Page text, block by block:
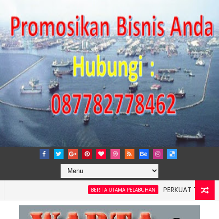
BERITA UTAMA PELABUHAN
PERKUAT TATA KELOLA
4: Pelindo Jasa Maritim Dengar Keluhan dan Kebutuhan